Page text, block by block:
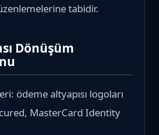
tabidir.
Dönüşüm
ödeme altyapısı logoları
MasterCard Identity